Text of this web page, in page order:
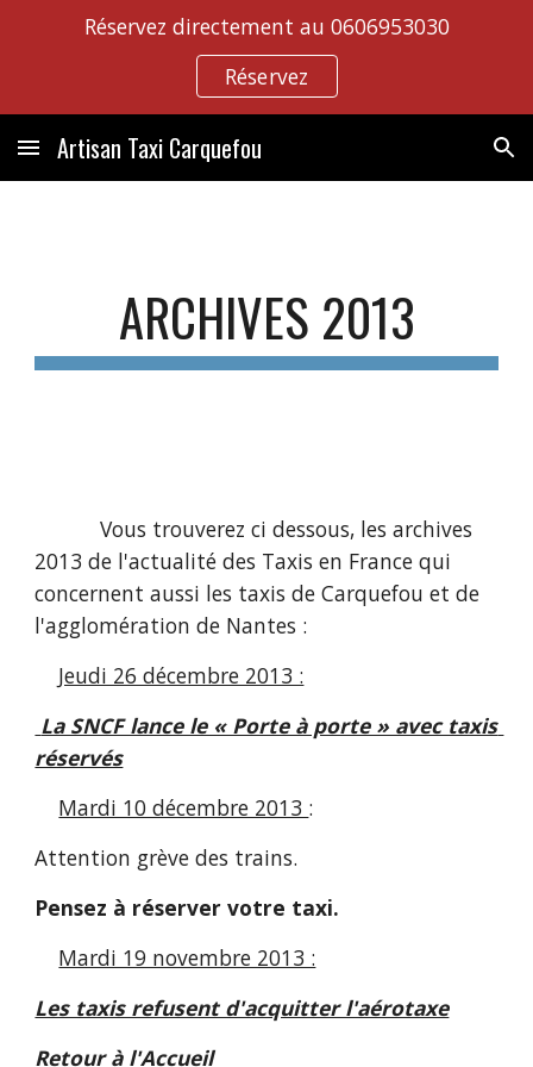
Réservez directement au 0606953030
Réservez
Artisan Taxi Carquefou
ARCHIVES 2013
           Vous trouverez ci dessous, les archives
2013 de l'actualité des Taxis en France qui
concernent aussi les taxis de Carquefou et de
l'agglomération de Nantes :
Jeudi 26 décembre 2013 :
réservés
Mardi 10 décembre 2013 :
Attention grève des trains.
Pensez à réserver votre taxi.
Mardi 19 novembre 2013 :
Les taxis refusent d'acquitter l'aérotaxe
Retour à l'Accueil